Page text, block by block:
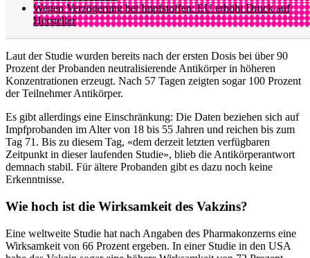
Wegen Verzögerung bei Impfstoffen: EU erhöht Druck auf
Hersteller
Laut der Studie wurden bereits nach der ersten Dosis bei über 90
Prozent der Probanden neutralisierende Antikörper in höheren
Konzentrationen erzeugt. Nach 57 Tagen zeigten sogar 100 Prozent
der Teilnehmer Antikörper.
Es gibt allerdings eine Einschränkung: Die Daten beziehen sich auf
Impfprobanden im Alter von 18 bis 55 Jahren und reichen bis zum
Tag 71. Bis zu diesem Tag, «dem derzeit letzten verfügbaren
Zeitpunkt in dieser laufenden Studie», blieb die Antikörperantwort
demnach stabil. Für ältere Probanden gibt es dazu noch keine
Erkenntnisse.
Wie hoch ist die Wirksamkeit des Vakzins?
Eine weltweite Studie hat nach Angaben des Pharmakonzerns eine
Wirksamkeit von 66 Prozent ergeben. In einer Studie in den USA